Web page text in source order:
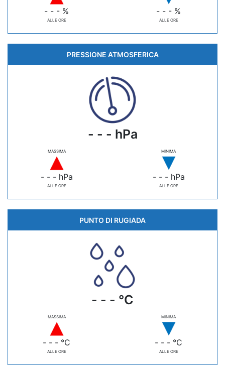
- - - %
ALLE ORE
- - - %
ALLE ORE
PRESSIONE ATMOSFERICA
- - - hPa
MASSIMA
- - - hPa
ALLE ORE
MINIMA
- - - hPa
ALLE ORE
PUNTO DI RUGIADA
- - - °C
MASSIMA
- - - °C
ALLE ORE
MINIMA
- - - °C
ALLE ORE